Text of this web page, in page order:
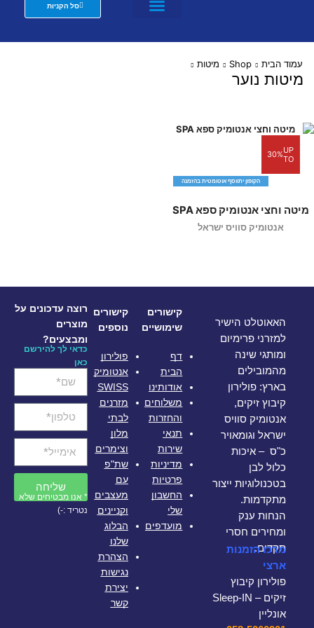
סל הקניות
עמוד הבית Shop מיטות
מיטות נוער
UP
TO
30%
הקופון יתווסף אוטומטית בהזמנה
מיטה וחצי אנטומיק ספא SPA
אנטומיק סוויס ישראל
האאוטלט הישיר
למזרני פרימיום
ומותגי שינה
מהמובילים
בארץ: פולירון
קיבוץ זיקים,
אנטומיק סוויס
ישראל וגומאויר
כ"ס – איכות
כלול לבן
בטכנולוגיות ייצור
מתקדמות.
הנחות ענק
ומחירים חסרי
תקדים.
מרכז הזמנות
ארצי
פולירון קיבוץ
זיקים – Sleep-IN
אונליין
קישורים
שימושיים
דף
הבית
אודותינו
משלוחים
והחזרות
תנאי
שירות
מדיניות
פרטיות
החשבון
שלי
מועדפים
קישורים
נוספים
פולירון
אנטומיק
SWISS
מזרנים
לבתי
מלון
וצימרים
שת"פ
עם
מעצבים
וקניינים
הבלוג
שלנו
הצהרת
נגישות
יצירת
קשר
רוצה עדכונים על
מוצרים
ומבצעים?
כדאי לך להירשם
כאן
שליחה
* אנו מבטיחים שלא
נטריד :-)